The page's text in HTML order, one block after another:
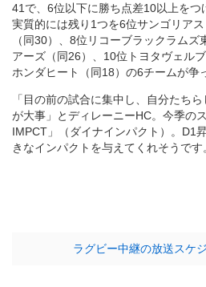
41で、6位以下に勝ち点差10以上をつ
実質的には残り1つを6位サンゴリア
（同30）、8位リコーブラックラム
アーズ（同26）、10位トヨタヴェル
ホンダヒート（同18）の6チームが争
「目の前の試合に集中し、自分たち
が大事」とディレーニーHC。今季の
IMPCT」（ダイナインパクト）。D1
きなインパクトを与えてくれそうです
ラグビー中継の放送スケ